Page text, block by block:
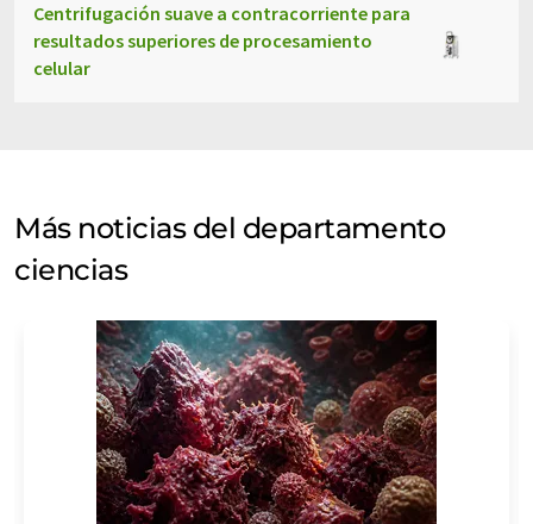
Centrifugación suave a contracorriente para
resultados superiores de procesamiento
celular
Más noticias del departamento
ciencias